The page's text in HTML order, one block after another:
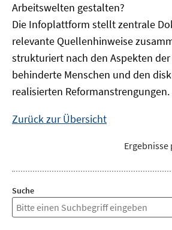
Arbeitswelten gestalten?
Die Infoplattform stellt zentrale
relevante Quellenhinweise
strukturiert nach den Aspekten
behinderte Menschen und den
realisierten Reformanstrengungen.
Zurück zur Übersicht
Ergebnisse
Suche